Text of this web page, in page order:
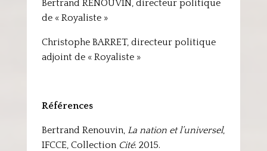
Bertrand RENOUVIN, directeur politique
de « Royaliste »
Christophe BARRET, directeur politique
adjoint de « Royaliste »
Références
Bertrand Renouvin, La nation et l’universel,
IFCCE, Collection Cité. 2015.